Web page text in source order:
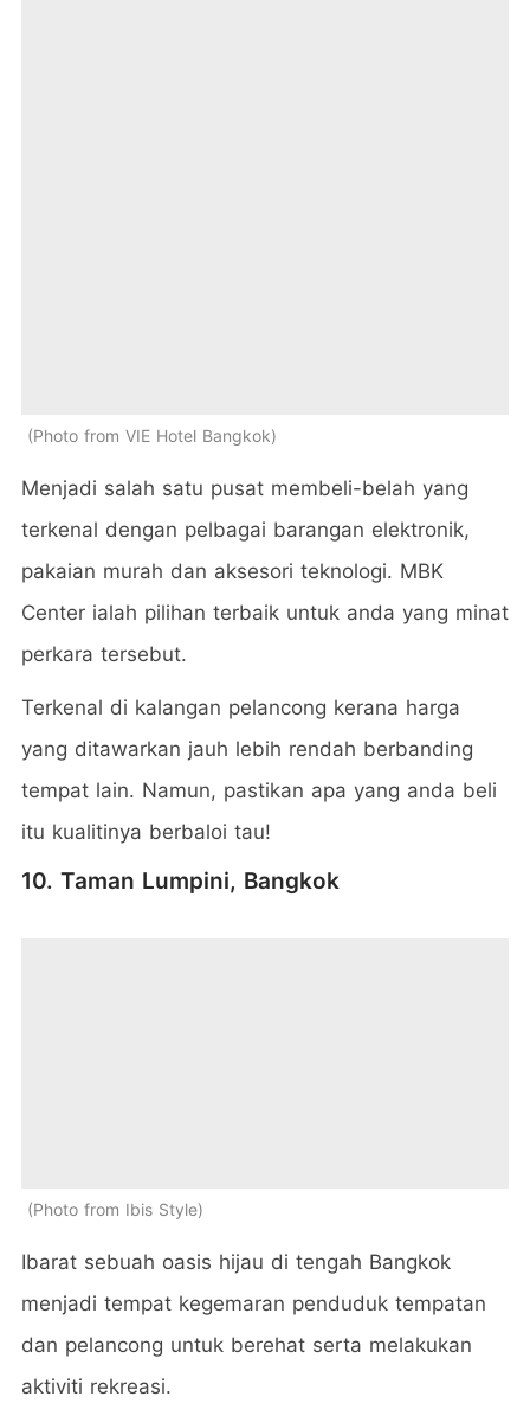
Photo from VIE Hotel Bangkok
Menjadi salah satu pusat membeli-belah yang
terkenal dengan pelbagai barangan elektronik,
pakaian murah dan aksesori teknologi. MBK
Center ialah pilihan terbaik untuk anda yang minat
perkara tersebut.
Terkenal di kalangan pelancong kerana harga
yang ditawarkan jauh lebih rendah berbanding
tempat lain. Namun, pastikan apa yang anda beli
itu kualitinya berbaloi tau!
10. Taman Lumpini, Bangkok
Photo from Ibis Style
Ibarat sebuah oasis hijau di tengah Bangkok
menjadi tempat kegemaran penduduk tempatan
dan pelancong untuk berehat serta melakukan
aktiviti rekreasi.